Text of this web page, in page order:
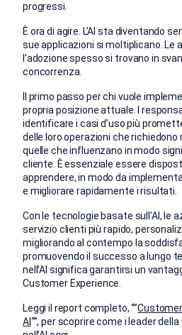
progressi.
È ora di agire. L’AI sta diventando
sue applicazioni si moltiplicano. Le
l’adozione spesso si trovano in
concorrenza.
Il primo passo per chi vuole
propria posizione attuale. I
identificare i casi d’uso più
delle loro operazioni che richiedono
quelle che influenzano in modo
cliente. È essenziale essere
apprendere, in modo da
e migliorare rapidamente i risultati.
Con le tecnologie basate sull’AI, le
servizio clienti più rapido,
migliorando al contempo la
promuovendo il successo a lungo
nell’AI significa garantirsi un
Customer Experience.
Leggi il report completo, “”
AI“”, per scoprire come i leader